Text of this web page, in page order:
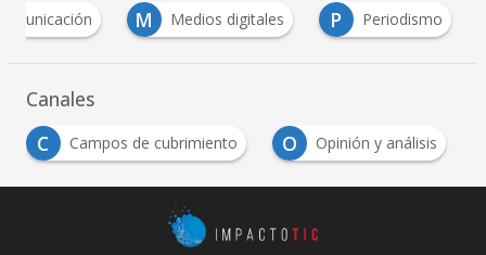
M Medios digitales P Periodismo
Canales
C
Campos de cubrimiento O Opinión y análisis